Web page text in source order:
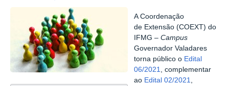
A Coordenação
de Extensão (COEXT) do
IFMG –Campus
Governador Valadares
torna público o Edital
06/2021, complementar
ao Edital 02/2021,